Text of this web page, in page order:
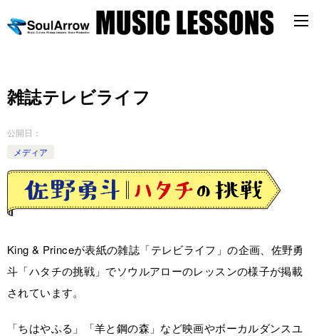
雑誌テレビライフ
公開日：
メディア
King & Princeが表紙の雑誌「テレビライフ」の企画、佐野勇
斗「ハタチの挑戦」でソウルアローのレッスンの様子が掲載
されています。
「ちはやふる」「羊と鋼の森」など映画やボーカルダンスユ